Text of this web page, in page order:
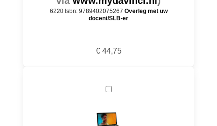
6220 Isbn: 9789402075267 Overleg met uw
docent/SLB-er
€ 44,75